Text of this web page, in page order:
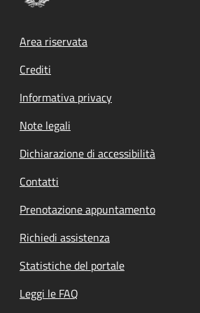
Footer menu
Area riservata
Crediti
Informativa privacy
Note legali
Dichiarazione di accessibilità
Contatti
Prenotazione appuntamento
Richiedi assistenza
Statistiche del portale
Leggi le FAQ